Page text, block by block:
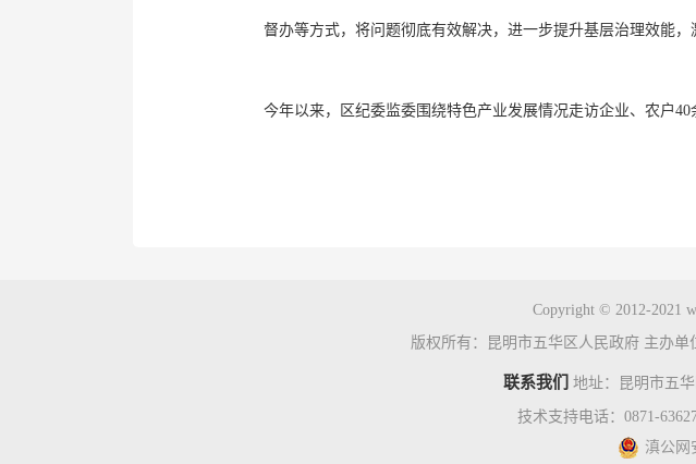
督办等方式，将问题彻底有效解决，进一步提升基层治理效能，
今年以来，区纪委监委围绕特色产业发展情况走访企业、农户
Copyright © 2012-2021
版权所有：昆明市五华区人民政府 主办
联系我们 地址：昆明市五
技术支持电话：0871-
滇公网